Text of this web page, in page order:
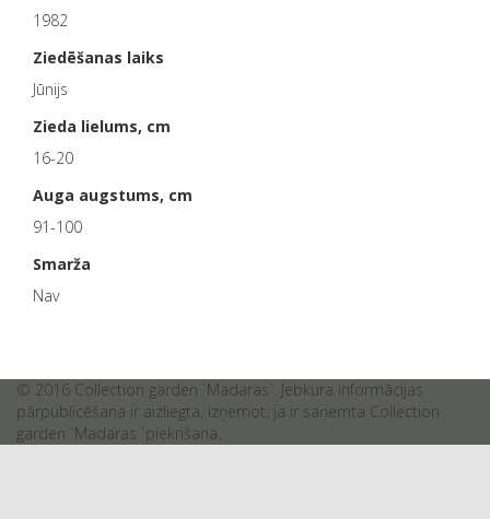
1982
Ziedēšanas laiks
Jūnijs
Zieda lielums, cm
16-20
Auga augstums, cm
91-100
Smarža
Nav
© 2016 Collection garden `Madaras`. Jebkura informācijas
pārpublicēšana ir aizliegta, izņemot, ja ir saņemta Collection
garden `Madaras `piekrišana.